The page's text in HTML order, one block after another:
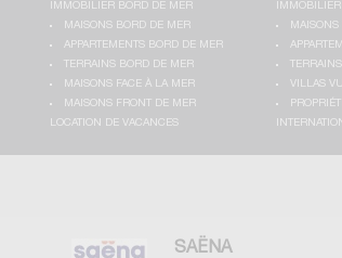
IMMOBILIER BORD DE MER
MAISONS BORD DE MER
APPARTEMENTS BORD DE MER
TERRAINS BORD DE MER
MAISONS FACE À LA MER
MAISONS FRONT DE MER
MAISONS
VILLAS
LOCATION DE VACANCES
SAËNA